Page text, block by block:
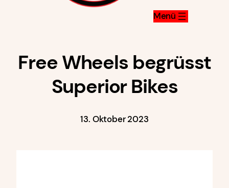
Free Wheels begrüsst
Superior Bikes
13. Oktober 2023